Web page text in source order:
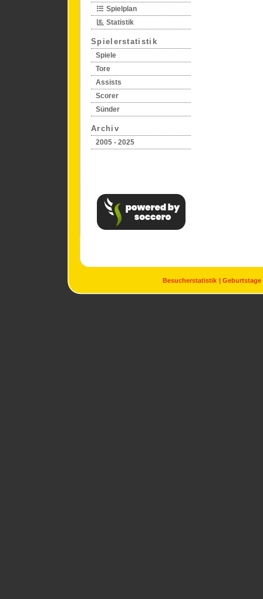
Spielplan
Statistik
Spielerstatistik
Spiele
Tore
Assists
Scorer
Sünder
Archiv
2005 - 2025
Besucherstatistik Geburtstage